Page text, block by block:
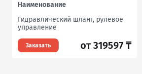
Наименование
Гидравлический шланг, рулевое
управление
Заказать от 319597 ₸